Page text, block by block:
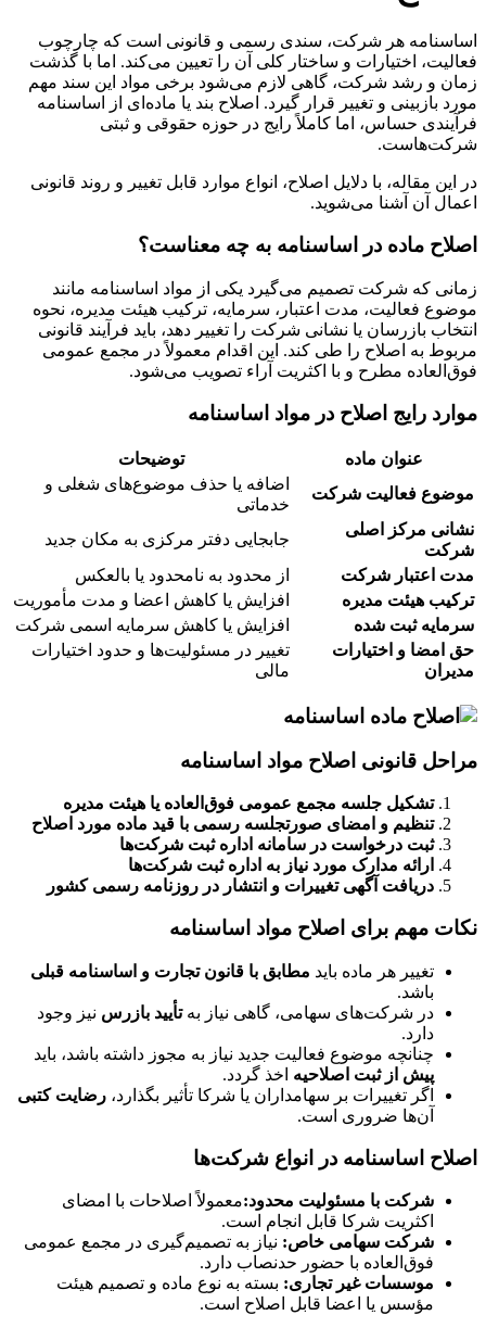
اساسنامه هر شرکت، سندی رسمی و قانونی است که چارچوب
فعالیت، اختیارات و ساختار کلی آن را تعیین می‌کند. اما با گذشت
زمان و رشد شرکت، گاهی لازم می‌شود برخی مواد این سند مهم
مورد بازبینی و تغییر قرار گیرد. اصلاح بند یا ماده‌ای از اساسنامه
فرآیندی حساس، اما کاملاً رایج در حوزه حقوقی و ثبتی
شرکت‌هاست.
در این مقاله، با دلایل اصلاح، انواع موارد قابل تغییر و روند قانونی
اعمال آن آشنا می‌شوید.
اصلاح ماده در اساسنامه به چه معناست؟
زمانی که شرکت تصمیم می‌گیرد یکی از مواد اساسنامه مانند
موضوع فعالیت، مدت اعتبار، سرمایه، ترکیب هیئت مدیره، نحوه
انتخاب بازرسان یا نشانی شرکت را تغییر دهد، باید فرآیند قانونی
مربوط به اصلاح را طی کند. این اقدام معمولاً در مجمع عمومی
فوق‌العاده مطرح و با اکثریت آراء تصویب می‌شود.
موارد رایج اصلاح در مواد اساسنامه
عنوان ماده
توضیحات
موضوع فعالیت شرکت
اضافه یا حذف موضوع‌های شغلی و
خدماتی
نشانی مرکز اصلی
شرکت
جابجایی دفتر مرکزی به مکان جدید
مدت اعتبار شرکت
از محدود به نامحدود یا بالعکس
ترکیب هیئت مدیره
افزایش یا کاهش اعضا و مدت مأموریت
سرمایه ثبت شده
افزایش یا کاهش سرمایه اسمی شرکت
حق امضا و اختیارات
مدیران
تغییر در مسئولیت‌ها و حدود اختیارات
مالی
مراحل قانونی اصلاح مواد اساسنامه
تشکیل جلسه مجمع عمومی فوق‌العاده یا هیئت مدیره
تنظیم و امضای صورتجلسه رسمی با قید ماده مورد اصلاح
ثبت درخواست در سامانه اداره ثبت شرکت‌ها
ارائه مدارک مورد نیاز به اداره ثبت شرکت‌ها
دریافت آگهی تغییرات و انتشار در روزنامه رسمی کشور
نکات مهم برای اصلاح مواد اساسنامه
تغییر هر ماده باید مطابق با قانون تجارت و اساسنامه قبلی
باشد.
در شرکت‌های سهامی، گاهی نیاز بهتأیید بازرس نیز وجود
دارد.
چنانچه موضوع فعالیت جدید نیاز به مجوز داشته باشد، باید
پیش از ثبت اصلاحیه اخذ گردد.
اگر تغییرات بر سهامداران یا شرکا تأثیر بگذارد، رضایت کتبی
آن‌ها ضروری است.
اصلاح اساسنامه در انواع شرکت‌ها
شرکت با مسئولیت محدود:معمولاً اصلاحات با امضای
اکثریت شرکا قابل انجام است.
شرکت سهامی خاص: نیاز به تصمیم‌گیری در مجمع عمومی
فوق‌العاده با حضور حدنصاب دارد.
موسسات غیر تجاری: بسته به نوع ماده و تصمیم هیئت
مؤسس یا اعضا قابل اصلاح است.